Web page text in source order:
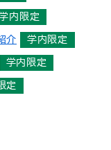
内限定
介 学内限定
学内限定
定